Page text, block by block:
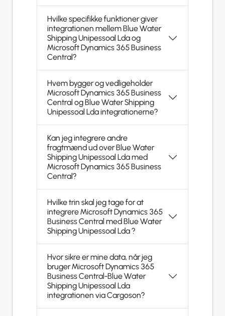
Hvilke specifikke funktioner giver
integrationen mellem Blue Water
Shipping Unipessoal Lda og
Microsoft Dynamics 365 Business
Central?
Hvem bygger og vedligeholder
Microsoft Dynamics 365 Business
Central og Blue Water Shipping
Unipessoal Lda integrationerne?
Kan jeg integrere andre
fragtmænd ud over Blue Water
Shipping Unipessoal Lda med
Microsoft Dynamics 365 Business
Central?
Hvilke trin skal jeg tage for at
integrere Microsoft Dynamics 365
Business Central med Blue Water
Shipping Unipessoal Lda ?
Hvor sikre er mine data, når jeg
bruger Microsoft Dynamics 365
Business Central-Blue Water
Shipping Unipessoal Lda
integrationen via Cargoson?